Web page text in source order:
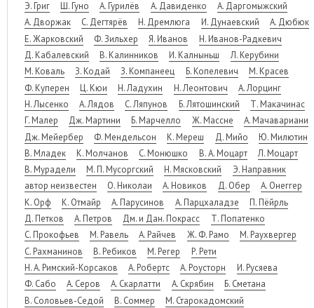
Э. Григ
Ш. Гуно А. Гурилёв А. Давиденко
А. Даргомыжский
А. Дворжак
С. Дегтярёв Н. Дремлюга И. Дунаевский
А. Дюбюк
Е. Жарковский
Ф. Зильхер Я. Иванов
Н. Иванов-Радкевич
Д. Кабалевский
В. Калинников И. Калныньш
Л. Керубини
М. Коваль
З. Кодай З. Компанеец Б. Копелевич
М. Красев
Ф. Куперен
Ц. Кюи Н. Ладухин Н. Леонтович
А. Лорцинг
Н. Лысенко
А. Лядов С. Ляпунов Б. Лятошинский
Т. Макачинас
Г. Малер
Дж. Мартини Б. Марчелло Ж. Массне
А. Мачавариани
Дж. Мейербер
Ф. Мендельсон К. Мереш Д. Мийо
Ю. Милютин
В. Младек
К. Молчанов С. Монюшко В. А. Моцарт
Л. Моцарт
В. Мурадели
М. П. Мусоргский Н. Мясковский
Э. Направник
автор неизвестен
О. Николаи А. Новиков Д. Обер
А. Онеггер
К. Орф
К. Отмайр А. Парусинов А. Парцхаладзе
П. Пёйрль
Д. Петков
А. Петров Дм. и Дан. Покрасс
Т. Попатенко
С. Прокофьев
М. Равель А. Райчев Ж. Ф. Рамо
М. Раухвергер
С. Рахманинов
В. Ребиков М. Регер
Р. Рети
Н. А. Римский-Корсаков
А. Робертс А. Роусторн
И. Русяева
Ф. Сабо
А. Серов А. Скарлатти А. Скрябин
Б. Сметана
В. Соловьев-Седой
В. Соммер
М. Старокадомский